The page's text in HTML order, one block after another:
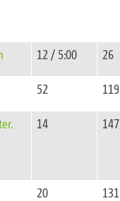
12 / 5:00 26
52 119
14 147
20 131